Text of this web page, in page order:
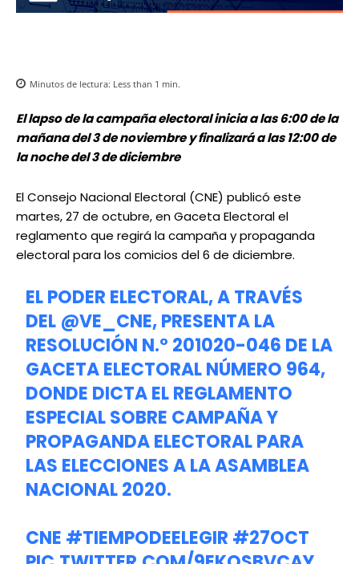
Minutos de lectura: Less than 1 min.
El lapso de la campaña electoral inicia a las 6:00 de la
mañana del 3 de noviembre y finalizará a las 12:00 de
la noche del 3 de diciembre
El Consejo Nacional Electoral (CNE) publicó este
martes, 27 de octubre, en Gaceta Electoral el
reglamento que regirá la campaña y propaganda
electoral para los comicios del 6 de diciembre.
EL PODER ELECTORAL, A TRAVÉS
DEL @VE_CNE, PRESENTA LA
RESOLUCIÓN N.° 201020-046 DE LA
GACETA ELECTORAL NÚMERO 964,
DONDE DICTA EL REGLAMENTO
ESPECIAL SOBRE CAMPAÑA Y
PROPAGANDA ELECTORAL PARA
LAS ELECCIONES A LA ASAMBLEA
NACIONAL 2020.
CNE #TIEMPODEELEGIR #27OCT